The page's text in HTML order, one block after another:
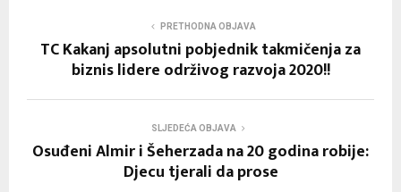
PRETHODNA OBJAVA
TC Kakanj apsolutni pobjednik takmičenja za
biznis lidere održivog razvoja 2020!!
SLJEDEĆA OBJAVA
Osuđeni Almir i Šeherzada na 20 godina robije:
Djecu tjerali da prose